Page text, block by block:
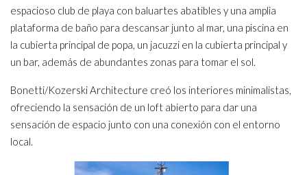
espacioso club de playa con baluartes abatibles y una amplia
plataforma de baño para descansar junto al mar, una piscina en
la cubierta principal de popa, un jacuzzi en la cubierta principal y
un bar, además de abundantes zonas para tomar el sol.
Bonetti/Kozerski Architecture creó los interiores minimalistas,
ofreciendo la sensación de un loft abierto para dar una
sensación de espacio junto con una conexión con el entorno
local.